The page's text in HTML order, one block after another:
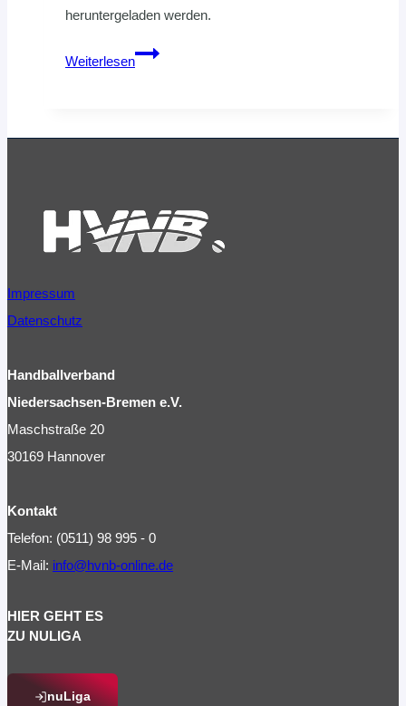
heruntergeladen werden.
Weiterlesen
VON
BOOKSPRINT
Impressum
Datenschutz
Handballverband
Niedersachsen-Bremen e.V.
Maschstraße 20
30169 Hannover
Kontakt
Telefon: (0511) 98 995 - 0
E-Mail: info@hvnb-online.de
HIER GEHT ES
ZU NULIGA
nuLiga